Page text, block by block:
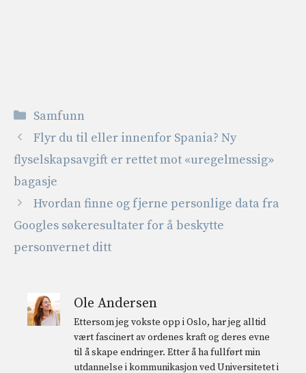
Kategorier
Samfunn
Flyr du til eller innenfor Spania? Ny
flyselskapsavgift er rettet mot «uregelmessig»
bagasje
Hvordan finne og fjerne personlige data fra
Googles søkeresultater for å beskytte
personvernet ditt
Ole Andersen
Ettersom jeg vokste opp i Oslo, har jeg alltid
vært fascinert av ordenes kraft og deres evne
til å skape endringer. Etter å ha fullført min
utdannelse i kommunikasjon ved Universitetet i